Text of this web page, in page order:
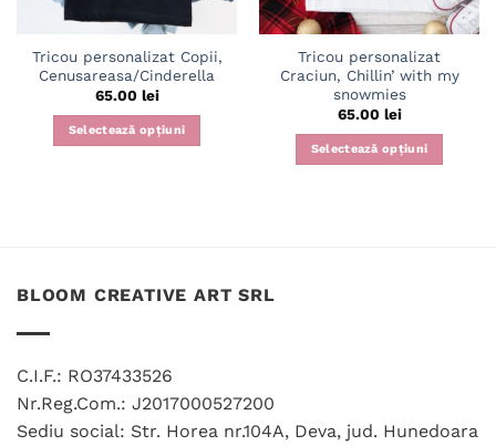
Tricou personalizat Copii,
Cenusareasa/Cinderella
65.00 lei
Selectează opțiuni
Opțiunile
în
pagina
produsului.
Tricou personalizat
Craciun, Chillin’ with my
snowmies
65.00 lei
Selectează opțiuni
pagina
BLOOM CREATIVE ART SRL
C.I.F.: RO37433526
Nr.Reg.Com.: J2017000527200
Sediu social: Str. Horea nr.104A, Deva, jud. Hunedoara